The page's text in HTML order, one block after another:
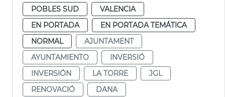
POBLES SUD
VALENCIA
EN PORTADA
EN PORTADA TEMÁTICA
NORMAL
AJUNTAMENT
AYUNTAMIENTO
INVERSIÓ
INVERSIÓN
LA TORRE
JGL
RENOVACIÓ
DANA